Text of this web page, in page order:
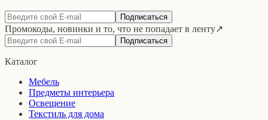
Подписаться
Промокоды, новинки и то, что не попадает в ленту↗
Подписаться
Каталог
Мебель
Предметы интерьера
Освещение
Текстиль для дома